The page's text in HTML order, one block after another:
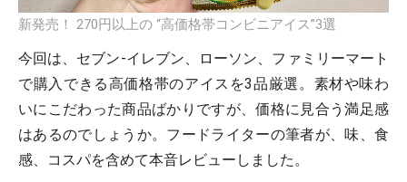
新発売！ 270円以上の “高価格帯コンビニアイス”3選
今回は、セブン-イレブン、ローソン、ファミリーマート
で購入できる高価格帯のアイスを3品厳選。素材や味わ
いにこだわった商品ばかりですが、価格に見合う満足感
はあるのでしょうか。フードライターの筆者が、味、食
感、コスパを含めて本音レビューしました。